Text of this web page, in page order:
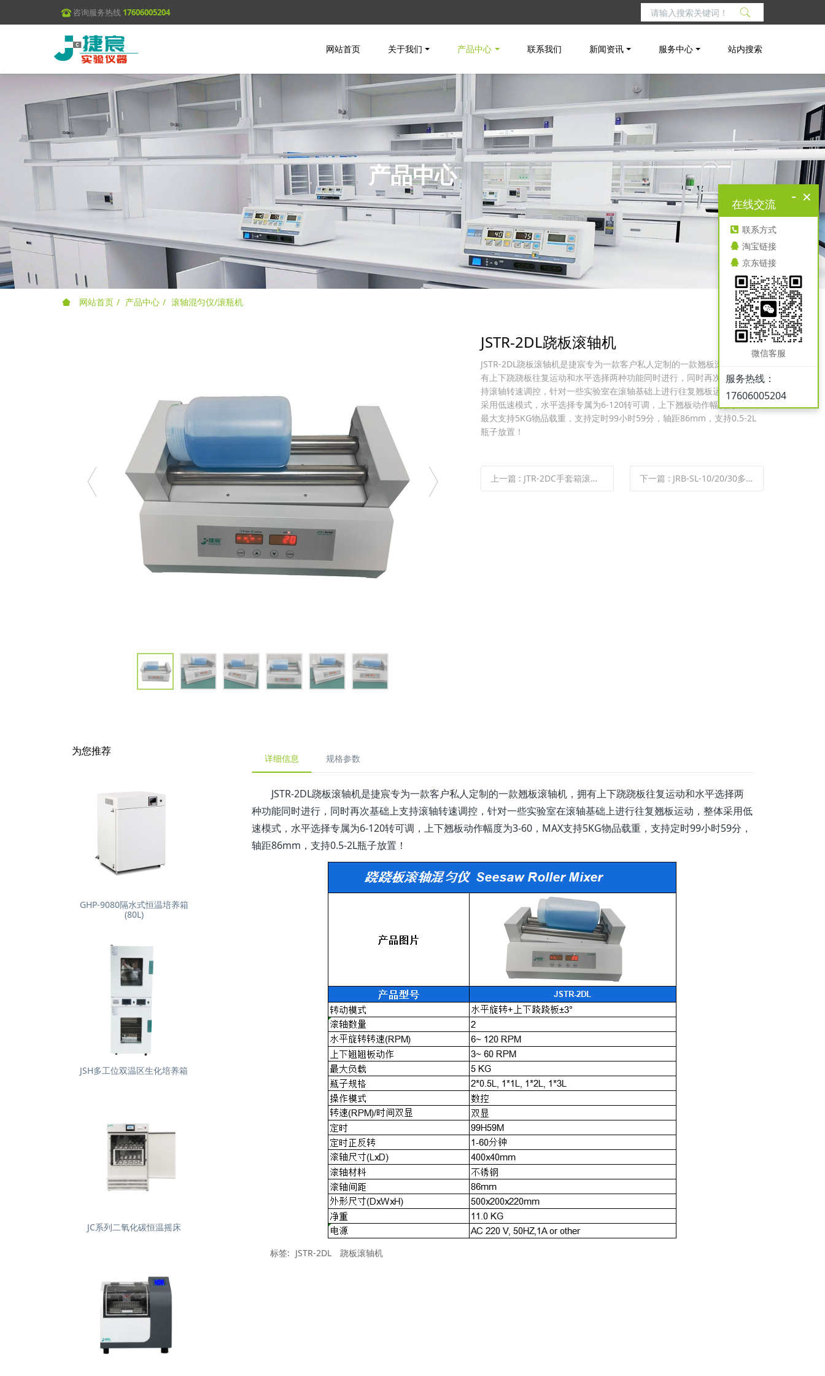
咨询服务热线 17606005204
网站首页 关于我们 产品中心 联系我们 新闻资讯 服务中心 站内搜索
产品中心
网站首页 产品中心 滚轴混匀仪/滚瓶机
JSTR-2DL跷板滚轴机
​JSTR-2DL跷板滚轴机是捷宸专为一款客户私人定制的一款翘板滚轴机，拥
有上下跷跷板往复运动和水平选择两种功能同时进行，同时再次基础上支
持滚轴转速调控，针对一些实验室在滚轴基础上进行往复翘板运动，整体
采用低速模式，水平选择专属为6-120转可调，上下翘板动作幅度为3-60，
最大支持5KG物品载重，支持定时99小时59分，轴距86mm，支持0.5-2L
瓶子放置！
上一篇 : JTR-2DC手套箱滚瓶机 下一篇 : JRB-SL-10/20/30多层培养箱滚瓶机
详细信息 规格参数
JSTR-2DL跷板滚轴机是捷宸专为一款客户私人定制的一款翘板滚轴机，拥有上下跷跷板往复运动和水平选择两
种功能同时进行，同时再次基础上支持滚轴转速调控，针对一些实验室在滚轴基础上进行往复翘板运动，整体采用低
速模式，水平选择专属为6-120转可调，上下翘板动作幅度为3-60，MAX支持5KG物品载重，支持定时99小时59分，
轴距86mm，支持0.5-2L瓶子放置！
标签: JSTR-2DL 跷板滚轴机
为您推荐
GHP-9080隔水式恒温培养箱
(80L)
JSH多工位双温区生化培养箱
JC系列二氧化碳恒温摇床
×
-
在线交流
联系方式
淘宝链接
京东链接
微信客服
服务热线：
17606005204